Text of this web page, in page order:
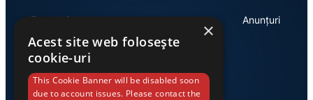
Economie Anunțuri
Link-uri utile
×
Acest site web folosește
cookie-uri
This Cookie Banner will be disabled soon
due to account issues. Please contact the